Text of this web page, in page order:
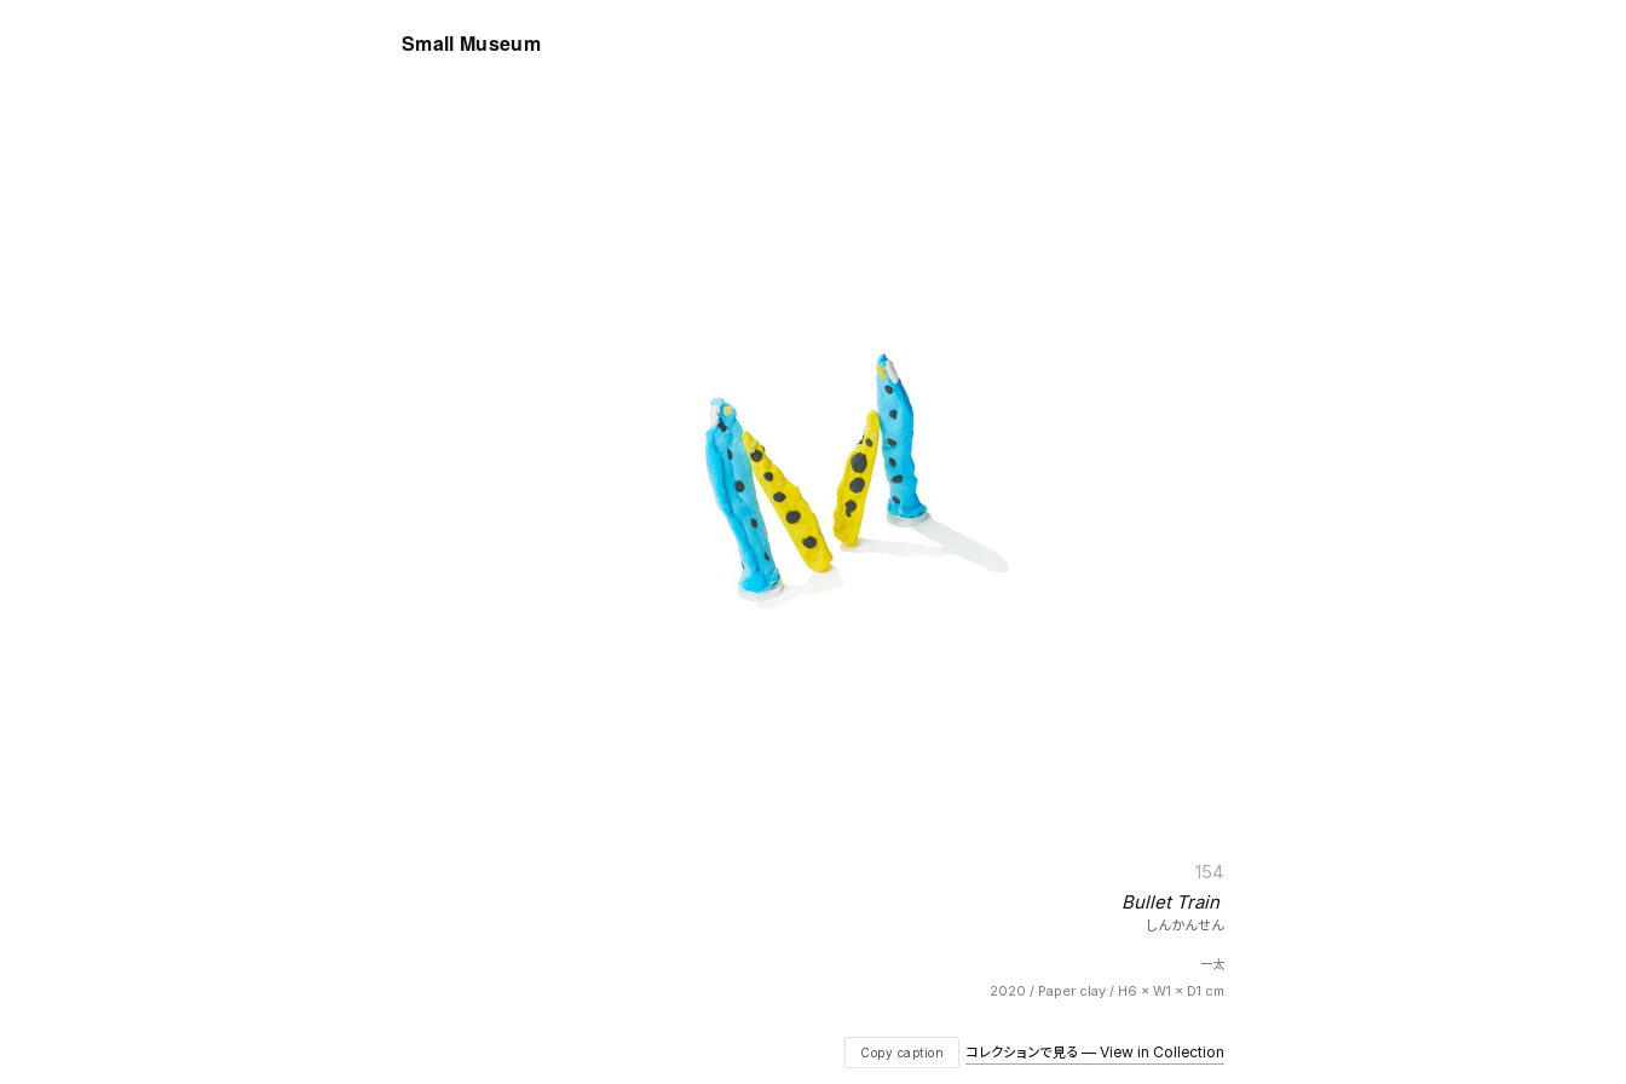
Small Museum
154
Bullet Train
しんかんせん
一太
2020 / Paper clay / H6 × W1 × D1 cm
Copy caption コレクションで見る — View in Collection